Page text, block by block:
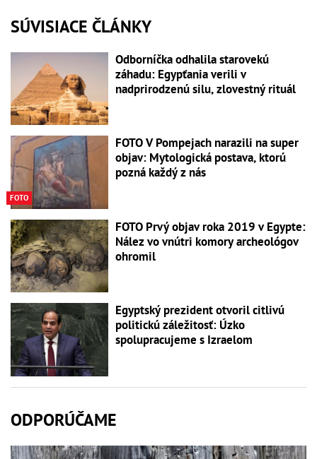
SÚVISIACE ČLÁNKY
Odborníčka odhalila starovekú
záhadu: Egypťania verili v
nadprirodzenú silu, zlovestný rituál
FOTO
FOTO V Pompejach narazili na super
objav: Mytologická postava, ktorú
pozná každý z nás
FOTO Prvý objav roka 2019 v Egypte:
Nález vo vnútri komory archeológov
ohromil
Egyptský prezident otvoril citlivú
politickú záležitosť: Úzko
spolupracujeme s Izraelom
ODPORÚČAME